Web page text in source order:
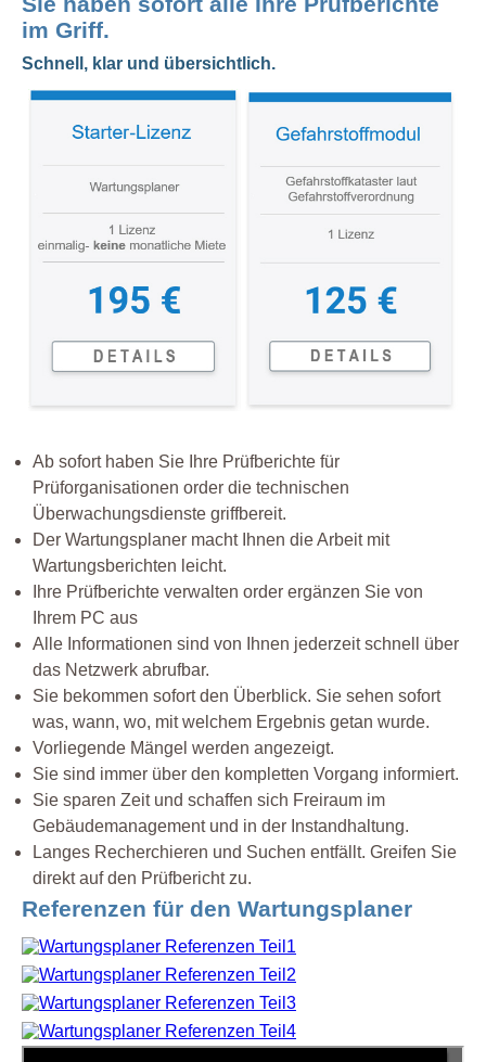
im Griff.
Schnell, klar und übersichtlich.
Ab sofort haben Sie Ihre Prüfberichte für
Prüforganisationen order die technischen
Überwachungsdienste griffbereit.
Der Wartungsplaner macht Ihnen die Arbeit mit
Wartungsberichten leicht.
Ihre Prüfberichte verwalten order ergänzen Sie von
Ihrem PC aus
Alle Informationen sind von Ihnen jederzeit schnell über
das Netzwerk abrufbar.
Sie bekommen sofort den Überblick. Sie sehen sofort
was, wann, wo, mit welchem Ergebnis getan wurde.
Vorliegende Mängel werden angezeigt.
Sie sind immer über den kompletten Vorgang informiert.
Sie sparen Zeit und schaffen sich Freiraum im
Gebäudemanagement und in der Instandhaltung.
Langes Recherchieren und Suchen entfällt. Greifen Sie
direkt auf den Prüfbericht zu.
Referenzen für den Wartungsplaner